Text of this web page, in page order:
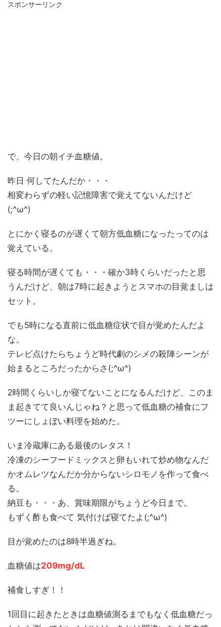
スポンサーリンク
で、今日の朝イチ血糖値。
昨日 何してたんだか・・・
相変わらずの軽い記憶障害で覚えてないんだけど
(;^ω^)
とにかく寝るのが遅くて朝方低血糖になったってのは
覚えている。
寝る時間が遅くても・・・確か3時くらいだったと思
うんだけど、朝は7時に起きようとスマホの目覚ましは
セット。
でも5時になる直前に低血糖症状で目が覚めたんだよ
な。
テレビ点けたらちょうど時代劇のシメの殺陣シーンが
始まるところだったからさ(;^ω^)
2時間くらいしか寝てないことになるんだけど、このま
ま起きてて良いんじゃね？と思って低血糖の補食にフ
ツーにしょぼい料理を始めた。
いま冷蔵庫にある最後のレタス！
冷凍のシーフードミックスと卵もいれて炒め物なんだ
かオムレツなんだか分からないシロモノを作って食べ
る。
納豆も・・・あ、賞味期限がちょうど今日まで。
もずく酢も食べて 気付けば寝てたよ(;^ω^)
目が覚めたのは8時半過ぎね。
血糖値は209mg/dL
補食しすぎ！！
1回目に起きたときは血糖値測るまでもなく低血糖だっ